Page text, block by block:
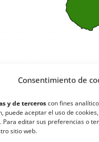
Consentimiento de
y de terceroscon fines
puede aceptar el uso de
Para editar sus preferencias o
sitio web.
7